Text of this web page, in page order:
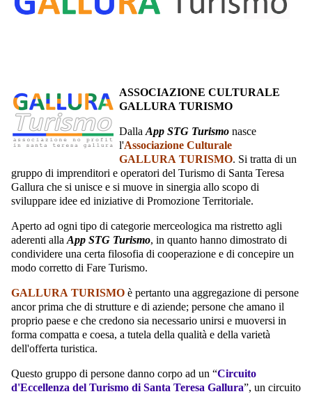
ASSOCIAZIONE CULTURALE
GALLURA TURISMO
Dalla App STG Turismo nasce
l'Associazione Culturale
GALLURA TURISMO. Si tratta di un
gruppo di imprenditori e operatori del Turismo di Santa Teresa
Gallura che si unisce e si muove in sinergia allo scopo di
sviluppare idee ed iniziative di Promozione Territoriale.
Aperto ad ogni tipo di categorie merceologica ma ristretto agli
aderenti alla App STG Turismo, in quanto hanno dimostrato di
condividere una certa filosofia di cooperazione e di concepire un
modo corretto di Fare Turismo.
GALLURA TURISMO è pertanto una aggregazione di persone
ancor prima che di strutture e di aziende; persone che amano il
proprio paese e che credono sia necessario unirsi e muoversi in
forma compatta e coesa, a tutela della qualità e della varietà
dell'offerta turistica.
Questo gruppo di persone danno corpo ad un “Circuito
d'Eccellenza del Turismo di Santa Teresa Gallura”, un circuito